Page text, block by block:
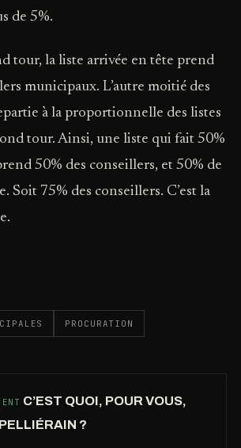
de 5%.
tour, la liste arrivée en tête prend
municipaux. L’autre moitié des
à la proportionnelle des listes
tour. Ainsi, une liste qui fait 50%
50% des conseillers, et 50% de
Soit 75% des conseillers. C’est la
PROCURATION
C’EST QUOI, POUR VOUS,
?